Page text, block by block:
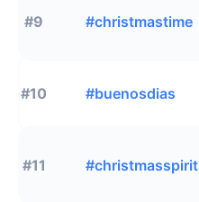
#9 #christmastime
#10 #buenosdias
#11 #christmasspirit